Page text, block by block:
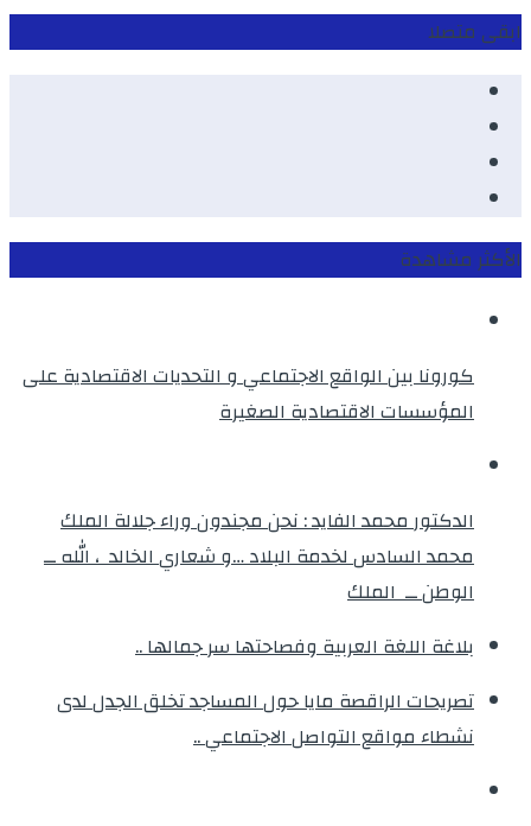
ابقى متصلا
الأكثر مشاهدة
كورونا بين الواقع الاجتماعي و التحديات الاقتصادية على
المؤسسات الاقتصادية الصغيرة
الدكتور محمد الفايد : نحن مجندون وراء جلالة الملك
محمد السادس لخدمة البلاد …و شعاري الخالد ، الله ــ
الوطن ــ الملك
بلاغة اللغة العربية وفصاحتها سر جمالها ..
تصريحات الراقصة مايا حول المساجد تخلق الجدل لدى
نشطاء مواقع التواصل الاجتماعي ..